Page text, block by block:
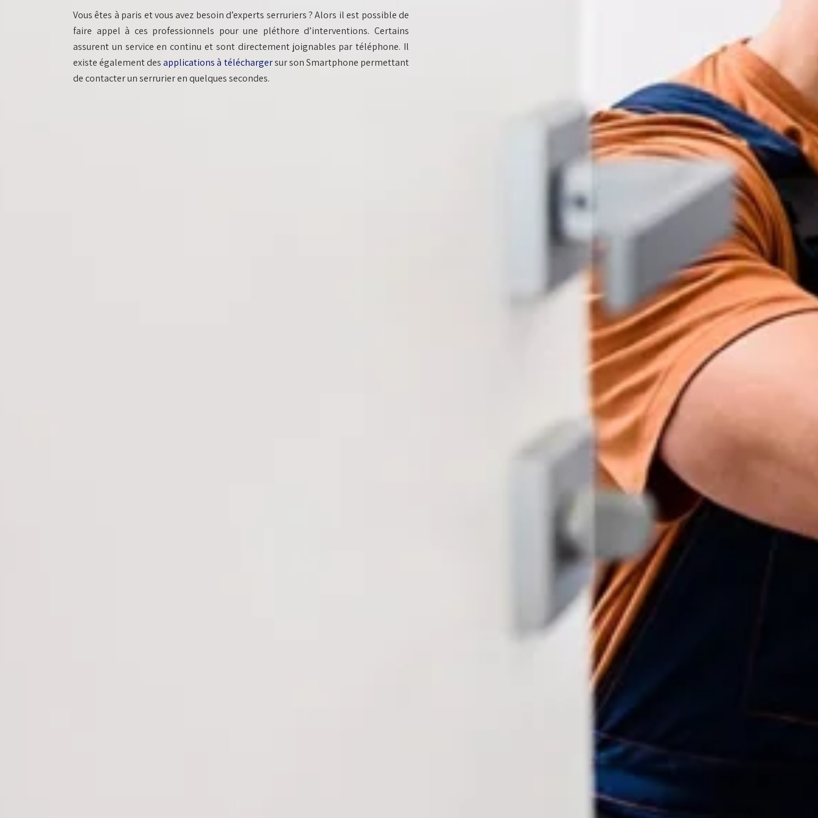
Vous êtes à paris et vous avez besoin d’experts serruriers ? Alors il est possible de
faire appel à ces professionnels pour une pléthore d’interventions. Certains
assurent un service en continu et sont directement joignables par téléphone. Il
existe également desapplications à téléchargersur son Smartphone permettant
de contacter un serrurier en quelques secondes.